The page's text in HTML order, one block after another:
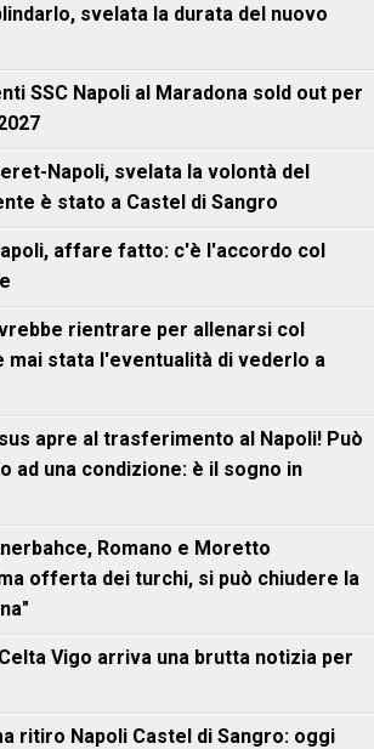
svelata la durata del nuovo
SSC Napoli al Maradona sold out per
Napoli, svelata la volontà del
è stato a Castel di Sangro
affare fatto: c'è l'accordo col
rientrare per allenarsi col
mai stata l'eventualità di vederlo a
apre al trasferimento al Napoli! Può
ad una condizione: è il sogno in
Romano e Moretto
offerta dei turchi, si può chiudere la
Vigo arriva una brutta notizia per
ritiro Napoli Castel di Sangro: oggi